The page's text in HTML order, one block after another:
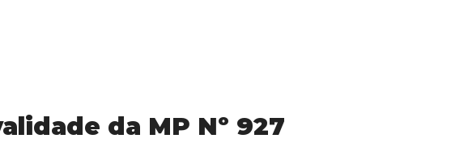
da MP Nº 927